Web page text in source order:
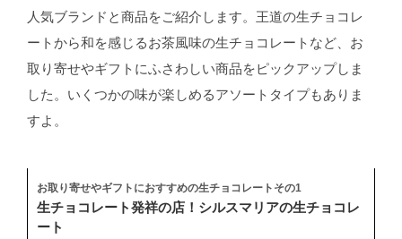
人気ブランドと商品をご紹介します。王道の生チョコレ
ートから和を感じるお茶風味の生チョコレートなど、お
取り寄せやギフトにふさわしい商品をピックアップしま
した。いくつかの味が楽しめるアソートタイプもありま
すよ。
お取り寄せやギフトにおすすめの生チョコレートその1
生チョコレート発祥の店！シルスマリアの生チョコレ
ート